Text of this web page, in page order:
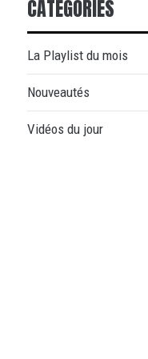
CATÉGORIES
La Playlist du mois
Nouveautés
Vidéos du jour